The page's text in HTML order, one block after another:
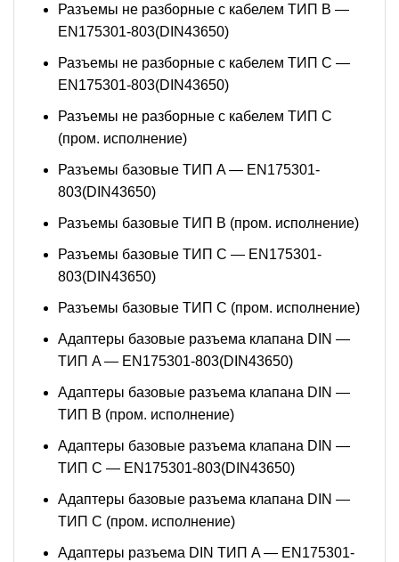
Разъемы не разборные с кабелем ТИП B —
EN175301-803(DIN43650)
Разъемы не разборные с кабелем ТИП C —
EN175301-803(DIN43650)
Разъемы не разборные с кабелем ТИП C
(пром. исполнение)
Разъемы базовые ТИП A — EN175301-
803(DIN43650)
Разъемы базовые ТИП В (пром. исполнение)
Разъемы базовые ТИП C — EN175301-
803(DIN43650)
Разъемы базовые ТИП C (пром. исполнение)
Адаптеры базовые разъема клапана DIN —
ТИП A — EN175301-803(DIN43650)
Адаптеры базовые разъема клапана DIN —
ТИП B (пром. исполнение)
Адаптеры базовые разъема клапана DIN —
ТИП C — EN175301-803(DIN43650)
Адаптеры базовые разъема клапана DIN —
ТИП C (пром. исполнение)
Адаптеры разъема DIN ТИП A — EN175301-